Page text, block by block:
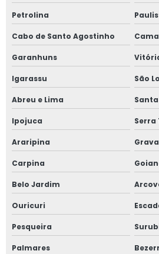
Petrolina
Cabo de Santo Agostinho
Garanhuns
Igarassu São
Abreu e Lima
Ipojuca Serra
Araripina
Carpina
Belo Jardim
Ouricuri
Pesqueira
Palmares